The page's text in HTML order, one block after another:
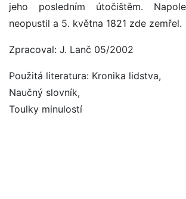
jeho posledním útočištěm.
neopustil a 5. května 1821 zde zemřel.
Zpracoval: J. Lanč 05/2002
Použitá literatura: Kronika lidstva,
Naučný slovník,
Toulky minulostí